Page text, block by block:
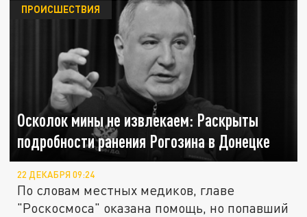
Осколок мины не извлекаем: Раскрыты
подробности ранения Рогозина в Донецке
ПРОИСШЕСТВИЯ
22 ДЕКАБРЯ 09:24
По словам местных медиков, главе
"Роскосмоса" оказана помощь, но попавший